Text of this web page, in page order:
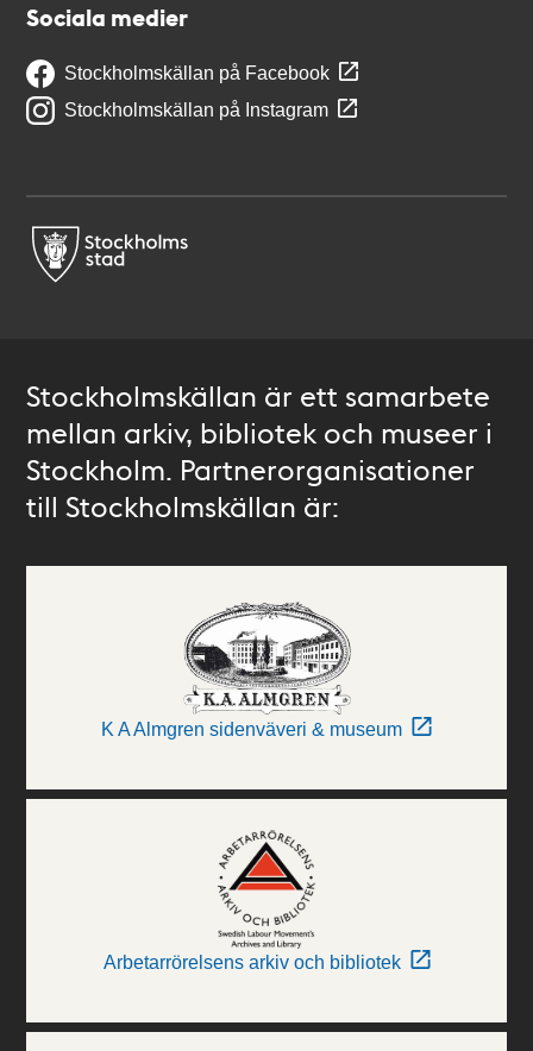
Sociala medier
Stockholmskällan på Facebook
Stockholmskällan på Instagram
Stockholmskällan är ett samarbete
mellan arkiv, bibliotek och museer i
Stockholm. Partnerorganisationer
till Stockholmskällan är:
K A Almgren sidenväveri & museum
Arbetarrörelsens arkiv och bibliotek